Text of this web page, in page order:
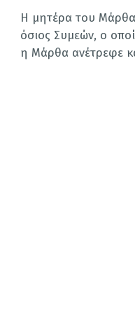
Η μητέρα του Μάρθα
όσιος Συμεών, ο
η Μάρθα ανέτρεφε